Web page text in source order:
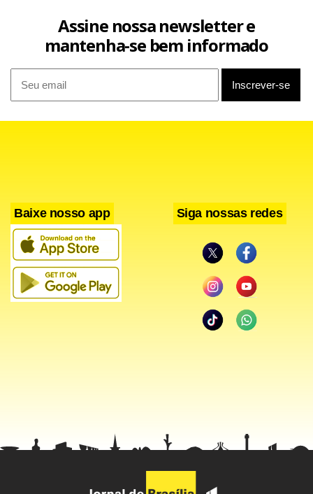
Assine nossa newsletter e
mantenha-se bem informado
Baixe nosso app Siga nossas redes